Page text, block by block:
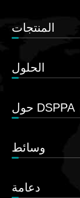
المنتجات
الحلول
حول DSPPA
وسائط
دعامة